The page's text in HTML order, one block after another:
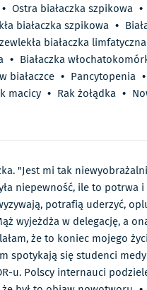
• Ostra białaczka szpikowa •
białaczka szpikowa •
białaczka limfatyczna
• Białaczka
białaczce • Pancytopenia •
macicy • Rak żołądka •
"Jest mi tak
niepewność, ile to potrwa
potrafią uderzyć,
wyjeżdża w delegację, a
że to koniec mojego
spotykają się studenci
u. Polscy internauci